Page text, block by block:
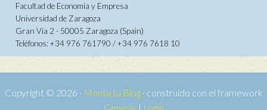
Facultad de Economía y Empresa
Universidad de Zaragoza
Gran Vía 2 - 50005 Zaragoza (Spain)
Teléfonos: +34 976 761790 / +34 976 7618 10
Copyright © 2026 · Monta tu Blog· construido con el framework
Genesis | Login